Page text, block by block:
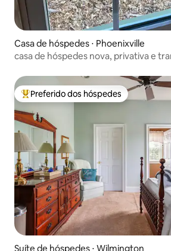
Casa de hóspedes ⋅ Phoenixville
casa de hóspedes nova, privativa e
Entre os melhores preferidos dos
Preferido dos hóspedes
Suíte de hóspedes ⋅ Wilmington